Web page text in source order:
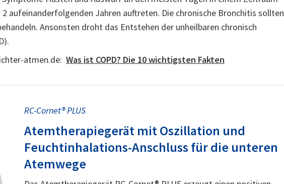
aufeinanderfolgenden Jahren auftreten. Die chronische Bronchitis sollten
Ansonsten droht das Entstehen der unheilbaren chronisch
atmen.de: Was ist COPD? Die 10 wichtigsten Fakten
RC-Cornet® PLUS
Atemtherapiegerät mit Oszillation und
Feuchtinhalations-Anschluss für die unteren
Atemwege